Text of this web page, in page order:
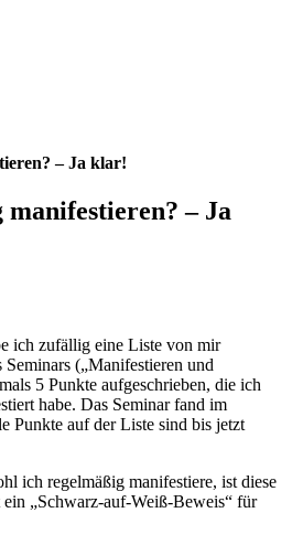
– Ja klar!
– Ja
ich zufällig eine Liste von mir
(„Manifestieren und
5 Punkte aufgeschrieben, die ich
habe. Das Seminar fand im
Punkte auf der Liste sind bis jetzt
ich regelmäßig manifestiere, ist diese
„Schwarz-auf-Weiß-Beweis“ für